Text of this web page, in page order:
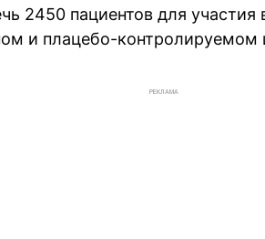
2450 пациентов для участия
и плацебо-контролируемом
РЕКЛАМА